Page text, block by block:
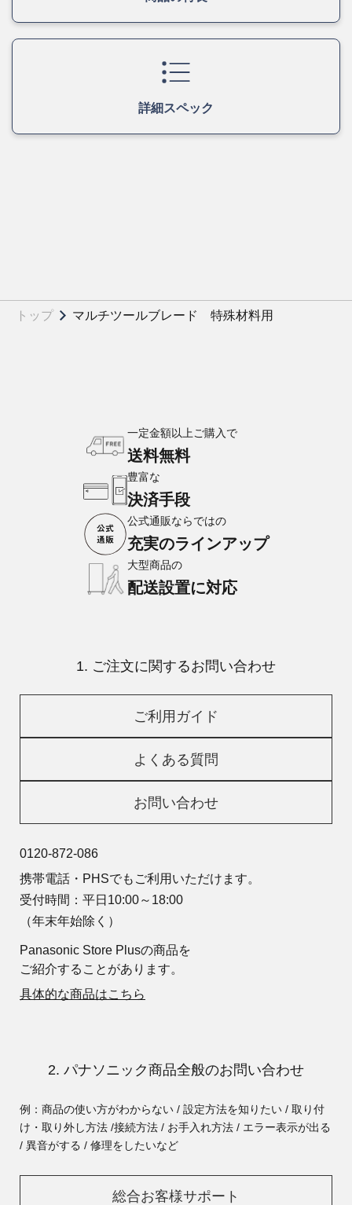
詳細スペック
トップ マルチツールブレード 特殊材料用
一定金額以上ご購入で
送料無料
豊富な
決済手段
公式通販ならではの
充実のラインアップ
大型商品の
配送設置に対応
1. ご注文に関するお問い合わせ
ご利用ガイド
よくある質問
お問い合わせ
0120-872-086
携帯電話・PHSでもご利用いただけます。
受付時間：平日10:00～18:00
（年末年始除く）
Panasonic Store Plusの商品を
ご紹介することがあります。
具体的な商品はこちら
2. パナソニック商品全般のお問い合わせ
例：商品の使い方がわからない / 設定方法を知りたい / 取り付
け・取り外し方法 /接続方法 / お手入れ方法 / エラー表示が出る
/ 異音がする / 修理をしたいなど
総合お客様サポート